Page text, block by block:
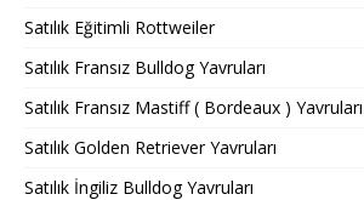
Satılık Eğitimli Rottweiler
Satılık Fransız Bulldog Yavruları
Satılık Fransız Mastiff ( Bordeaux ) Yavruları
Satılık Golden Retriever Yavruları
Satılık İngiliz Bulldog Yavruları